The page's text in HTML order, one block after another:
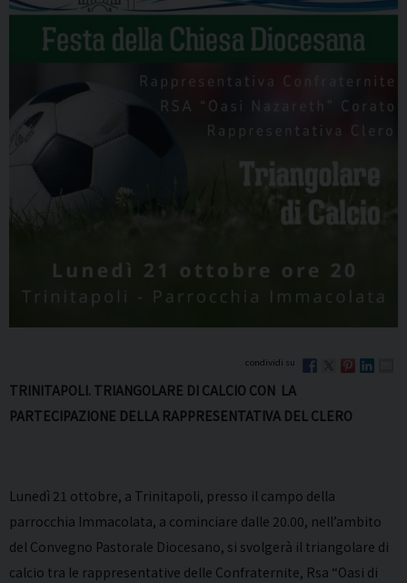
TRINITAPOLI. TRIANGOLARE DI CALCIO CON LA
PARTECIPAZIONE DELLA RAPPRESENTATIVA DEL CLERO
Lunedì 21 ottobre, a Trinitapoli, presso il campo della
parrocchia Immacolata, a cominciare dalle 20.00, nell’ambito
del Convegno Pastorale Diocesano, si svolgerà il triangolare di
calcio tra le rappresentative delle Confraternite, Rsa “Oasi di